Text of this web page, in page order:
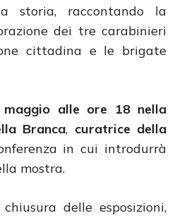
storia, raccontando la
dei tre carabinieri
cittadina e le brigate
maggio alle ore 18 nella
Branca, curatrice della
in cui introdurrà
mostra.
delle esposizioni,